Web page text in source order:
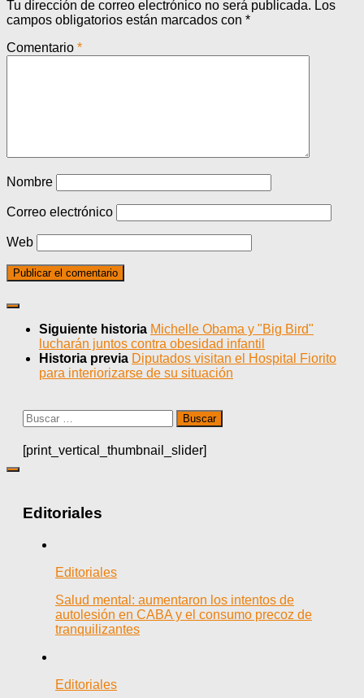
Tu dirección de correo electrónico no será publicada. Los
campos obligatorios están marcados con *
Comentario *
Nombre
Correo electrónico
Web
Siguiente historia Michelle Obama y "Big Bird"
lucharán juntos contra obesidad infantil
Historia previa Diputados visitan el Hospital Fiorito
para interiorizarse de su situación
Buscar:
[print_vertical_thumbnail_slider]
Editoriales
Editoriales
Salud mental: aumentaron los intentos de
autolesión en CABA y el consumo precoz de
tranquilizantes
Editoriales